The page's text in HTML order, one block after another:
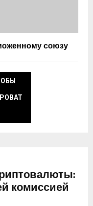
союзу
комиссией